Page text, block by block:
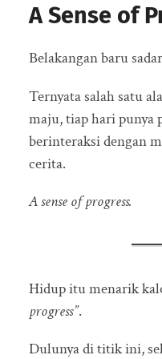
A Sense of
Belakangan baru
Ternyata salah satu
maju, tiap hari punya
berinteraksi dengan
cerita.
A sense of progress.
Hidup itu menarik
progress”.
Dulunya di titik ini,